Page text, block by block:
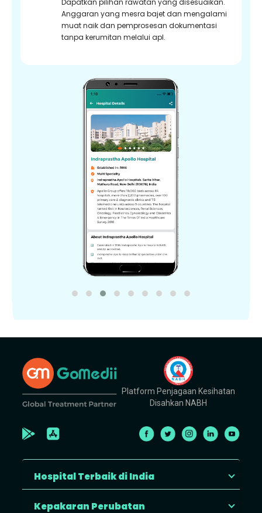
Dapatkan pilihan rawatan yang disesuaikan.
Anggaran yang mesra bajet dan mengalami
muat naik dan pemprosesan dokumentasi
tanpa kerumitan melalui apl.
Platform Penjagaan Kesihatan
Disahkan NABH
Hospital Terbaik di India
Kepakaran Perubatan